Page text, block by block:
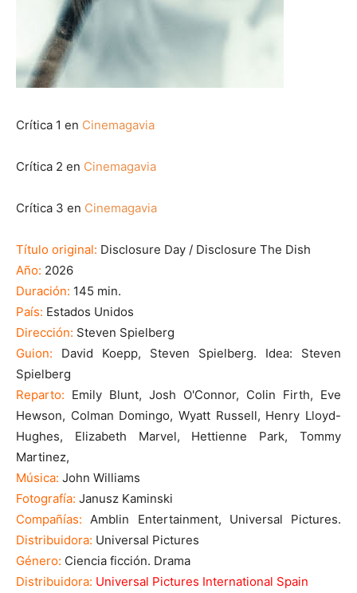
Crítica 1 en Cinemagavia
Crítica 2 en Cinemagavia
Crítica 3 en Cinemagavia
Título original: Disclosure Day / Disclosure The Dish
Año: 2026
Duración: 145 min.
País: Estados Unidos
Dirección: Steven Spielberg
Guion: David Koepp, Steven Spielberg. Idea: Steven
Spielberg
Reparto: Emily Blunt, Josh O'Connor, Colin Firth, Eve
Hewson, Colman Domingo, Wyatt Russell, Henry Lloyd-
Hughes, Elizabeth Marvel, Hettienne Park, Tommy
Martinez,
Música: John Williams
Fotografía: Janusz Kaminski
Compañías: Amblin Entertainment, Universal Pictures.
Distribuidora: Universal Pictures
Género: Ciencia ficción. Drama
Distribuidora: Universal Pictures International Spain